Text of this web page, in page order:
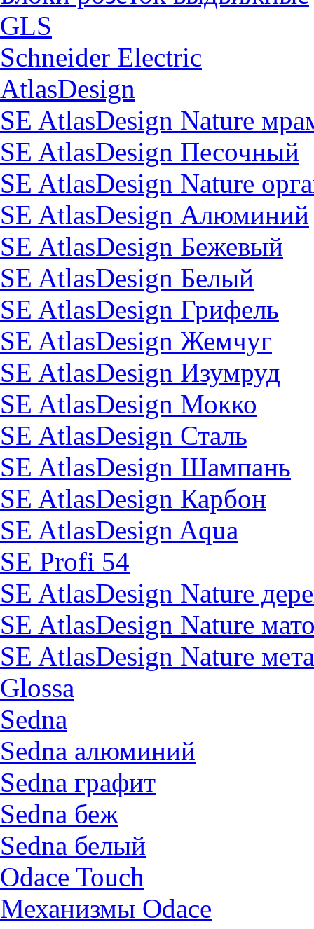
GLS
Schneider Electric
AtlasDesign
SE AtlasDesign Nature
SE AtlasDesign Песочный
SE AtlasDesign Nature
SE AtlasDesign Алюминий
SE AtlasDesign Бежевый
SE AtlasDesign Белый
SE AtlasDesign Грифель
SE AtlasDesign Жемчуг
SE AtlasDesign Изумруд
SE AtlasDesign Мокко
SE AtlasDesign Сталь
SE AtlasDesign Шампань
SE AtlasDesign Карбон
SE AtlasDesign Aqua
SE Profi 54
SE AtlasDesign Nature
SE AtlasDesign Nature
SE AtlasDesign Nature
Glossa
Sedna
Sedna алюминий
Sedna графит
Sedna беж
Sedna белый
Odace Touch
Механизмы Odace